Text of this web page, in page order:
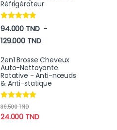
Réfrigérateur
Note4.70
sur 5
94.000 TND –
129.000 TNDPlage de prix : 94.000
2en1 Brosse Cheveux
Auto-Nettoyante
Rotative - Anti-nœuds
& Anti-statique
Note4.78
24.000 TND
39.500TND